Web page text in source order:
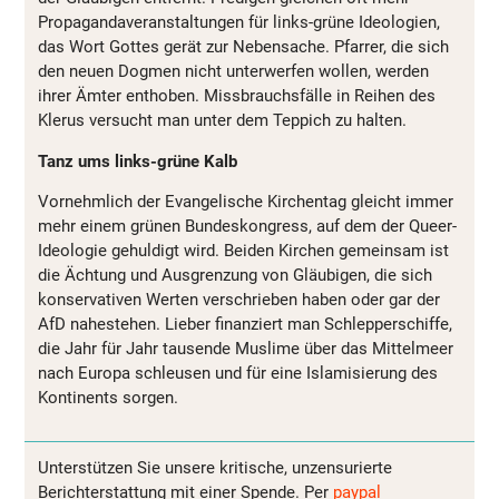
Propagandaveranstaltungen für links-grüne Ideologien,
das Wort Gottes gerät zur Nebensache. Pfarrer, die sich
den neuen Dogmen nicht unterwerfen wollen, werden
ihrer Ämter enthoben. Missbrauchsfälle in Reihen des
Klerus versucht man unter dem Teppich zu halten.
Tanz ums links-grüne Kalb
Vornehmlich der Evangelische Kirchentag gleicht immer
mehr einem grünen Bundeskongress, auf dem der Queer-
Ideologie gehuldigt wird. Beiden Kirchen gemeinsam ist
die Ächtung und Ausgrenzung von Gläubigen, die sich
konservativen Werten verschrieben haben oder gar der
AfD nahestehen. Lieber finanziert man Schlepperschiffe,
die Jahr für Jahr tausende Muslime über das Mittelmeer
nach Europa schleusen und für eine Islamisierung des
Kontinents sorgen.
Unterstützen Sie unsere kritische, unzensurierte
Berichterstattung mit einer Spende. Per paypal